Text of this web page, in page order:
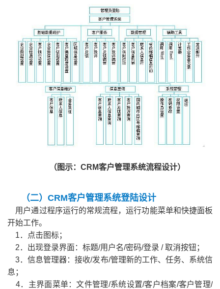
（图示：CRM客户管理系统流程设计）
（二）CRM客户管理系统登陆设计
用户通过程序运行的常规流程，运行功能菜单和快捷面板
开始工作。
1．点击图标；
2．出现登录界面：标题/用户名/密码/登录 / 取消按钮；
3．信息管理器：接收/发布/管理新的工作、任务、系统信
息；
4．主界面菜单：文件管理/系统设置/客户档案/客户管理/